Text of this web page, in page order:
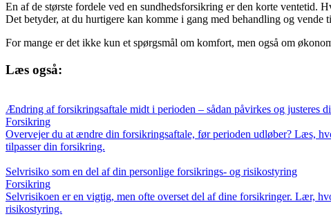
En af de største fordele ved en sundhedsforsikring er den korte ventetid.
Det betyder, at du hurtigere kan komme i gang med behandling og vende
For mange er det ikke kun et spørgsmål om komfort, men også om
Læs også:
Ændring af forsikringsaftale midt i perioden – sådan påvirkes og justeres
Forsikring
Overvejer du at ændre din forsikringsaftale, før perioden udløber? Læs,
tilpasser din forsikring.
Selvrisiko som en del af din personlige forsikrings- og risikostyring
Forsikring
Selvrisikoen er en vigtig, men ofte overset del af dine forsikringer. Lær,
risikostyring.